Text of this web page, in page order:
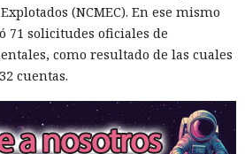
(NCMEC). En ese mismo
71 solicitudes oficiales de
como resultado de las cuales
cuentas.